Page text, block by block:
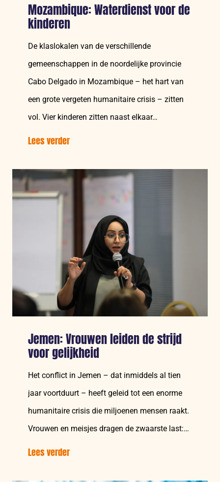
Mozambique: Waterdienst voor de
kinderen
De klaslokalen van de verschillende
gemeenschappen in de noordelijke provincie
Cabo Delgado in Mozambique – het hart van
een grote vergeten humanitaire crisis – zitten
vol. Vier kinderen zitten naast elkaar…
Lees verder
Waterdienst
voor
Jemen: Vrouwen leiden de strijd
voor gelijkheid
Het conflict in Jemen – dat inmiddels al tien
jaar voortduurt – heeft geleid tot een enorme
humanitaire crisis die miljoenen mensen raakt.
Vrouwen en meisjes dragen de zwaarste last:…
Lees verder
Vrouwen